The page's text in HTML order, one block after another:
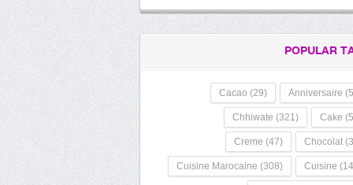
POPULAR
Anniversaire
Cacao (29)
Cake
Chhiwate (321)
Chocolat
Creme (47)
Cuisine
Cuisine Marocaine (308)